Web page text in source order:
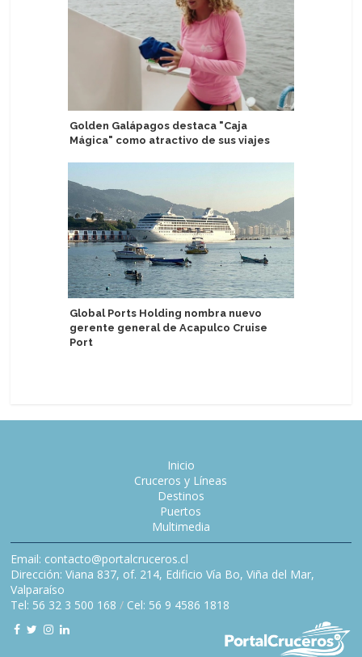
Golden Galápagos destaca "Caja
Mágica" como atractivo de sus viajes
Global Ports Holding nombra nuevo
gerente general de Acapulco Cruise
Port
Inicio
Cruceros y Líneas
Destinos
Puertos
Multimedia
Email: contacto@portalcruceros.cl
Dirección: Viana 837, of. 214, Edificio Vía Bo, Viña del Mar,
Valparaíso
Tel: 56 32 3 500 168 / Cel: 56 9 4586 1818